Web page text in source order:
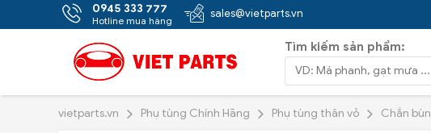
0945 333 777
Hotline mua hàng
sales@vietparts.vn
Tìm kiếm sản phẩm:
vietparts.vn Phụ tùng Chính Hãng Phụ tùng thân vỏ Chắn bùn